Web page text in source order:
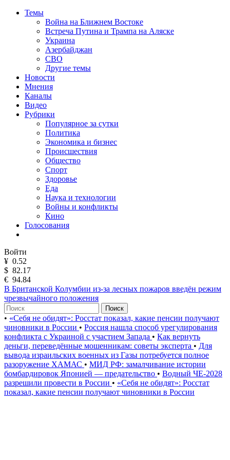
Темы
Война на Ближнем Востоке
Встреча Путина и Трампа на Аляске
Украина
Азербайджан
СВО
Другие темы
Новости
Мнения
Каналы
Видео
Рубрики
Популярное за сутки
Политика
Экономика и бизнес
Происшествия
Общество
Спорт
Здоровье
Еда
Наука и технологии
Войны и конфликты
Кино
Голосования
Войти
¥ 0.52
$ 82.17
€ 94.84
В Британской Колумбии из-за лесных пожаров введён режим
чрезвычайного положения
Поиск
• «Себя не обидят»: Росстат показал, какие пенсии получают
чиновники в России • Россия нашла способ урегулирования
конфликта с Украиной с участием Запада • Как вернуть
деньги, переведённые мошенникам: советы эксперта • Для
вывода израильских военных из Газы потребуется полное
разоружение ХАМАС • МИД РФ: замалчивание истории
бомбардировок Японией — предательство • Водный ЧЕ-2028
разрешили провести в России • «Себя не обидят»: Росстат
показал, какие пенсии получают чиновники в России